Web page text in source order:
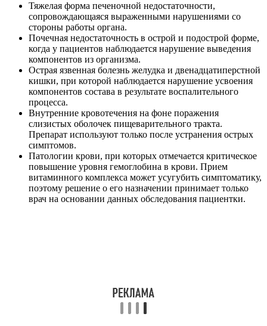
Тяжелая форма печеночной недостаточности,
сопровождающаяся выраженными нарушениями со
стороны работы органа.
Почечная недостаточность в острой и подострой форме,
когда у пациентов наблюдается нарушение выведения
компонентов из организма.
Острая язвенная болезнь желудка и двенадцатиперстной
кишки, при которой наблюдается нарушение усвоения
компонентов состава в результате воспалительного
процесса.
Внутренние кровотечения на фоне поражения
слизистых оболочек пищеварительного тракта.
Препарат используют только после устранения острых
симптомов.
Патологии крови, при которых отмечается критическое
повышение уровня гемоглобина в крови. Прием
витаминного комплекса может усугубить симптоматику,
поэтому решение о его назначении принимает только
врач на основании данных обследования пациентки.